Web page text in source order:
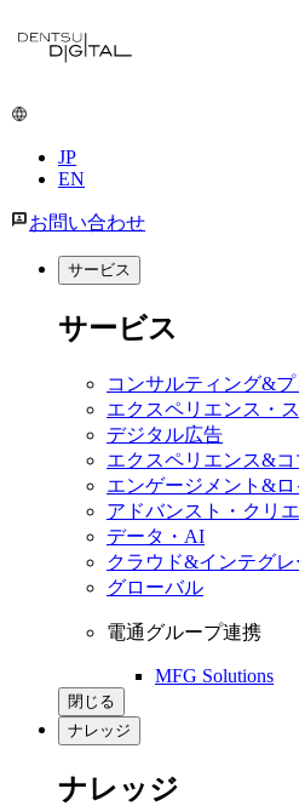
JP
EN
お問い合わせ
サービス
サービス
コンサルティング&
エクスペリエンス・
デジタル広告
エクスペリエンス&コ
エンゲージメント&ロ
アドバンスト・クリ
データ・AI
クラウド&インテグ
グローバル
電通グループ連携
MFG Solutions
閉じる
ナレッジ
ナレッジ